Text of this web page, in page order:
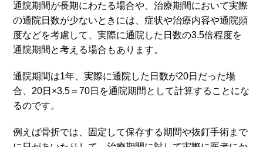
通院期間が長期にわたる場合や、治療期間において実際
の通院日数が少ないときには、症状や治療内容や通院頻
度などを考慮して、実際に通院した日数の3.5倍程度を
通院期間と考える場合もあります。
通院期間は1年、実際に通院した日数が20日だった場
合、20日×3.5＝70日を通院期間として計算することにな
るのです。
例えば骨折では、固定して保存する期間や抜釘手術まで